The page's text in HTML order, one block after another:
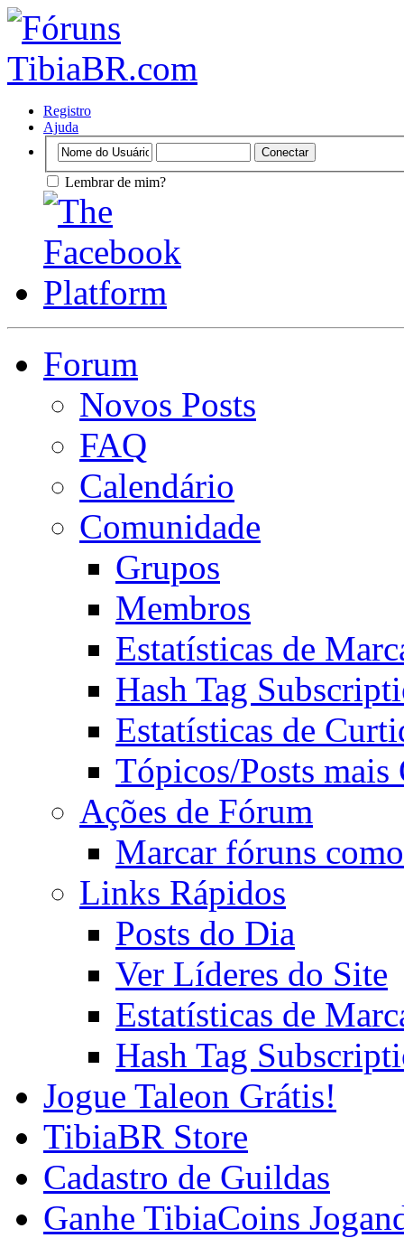
Registro
Ajuda
Lembrar de mim?
Forum
Novos Posts
FAQ
Calendário
Comunidade
Grupos
Membros
Estatísticas de
Hash Tag
Estatísticas de
Tópicos/Posts mais
Ações de Fórum
Marcar fóruns
Links Rápidos
Posts do Dia
Ver Líderes do Site
Estatísticas de
Hash Tag
Jogue Taleon Grátis!
TibiaBR Store
Cadastro de Guildas
Ganhe TibiaCoins